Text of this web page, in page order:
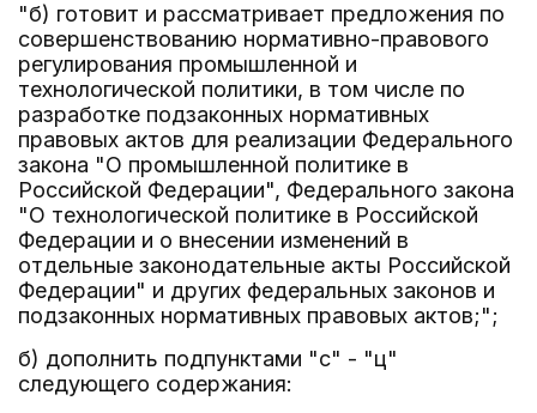
"б) готовит и рассматривает предложения по
совершенствованию нормативно-правового
регулирования промышленной и
технологической политики, в том числе по
разработке подзаконных нормативных
правовых актов для реализации Федерального
закона "О промышленной политике в
Российской Федерации", Федерального закона
"О технологической политике в Российской
Федерации и о внесении изменений в
отдельные законодательные акты Российской
Федерации" и других федеральных законов и
подзаконных нормативных правовых актов;";
б) дополнить подпунктами "с" - "ц"
следующего содержания: